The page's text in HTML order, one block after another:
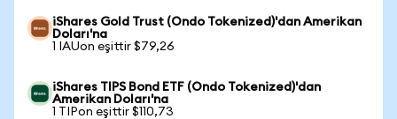
iShares Gold Trust (Ondo Tokenized)'dan Amerikan
Doları'na
1 IAUon eşittir $79,26
iShares TIPS Bond ETF (Ondo Tokenized)'dan
Amerikan Doları'na
1 TIPon eşittir $110,73